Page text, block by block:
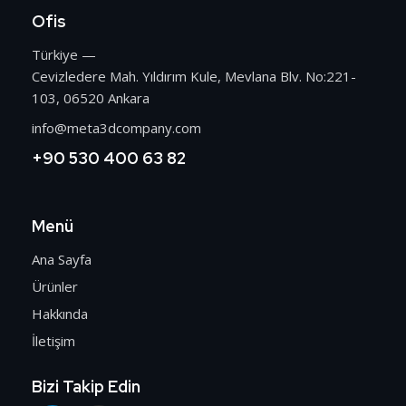
Ofis
Türkiye —
Cevizledere Mah. Yıldırım Kule, Mevlana Blv. No:221-
103, 06520 Ankara
info@meta3dcompany.com
+90 530 400 63 82
Menü
Ana Sayfa
Ürünler
Hakkında
İletişim
Bizi Takip Edin